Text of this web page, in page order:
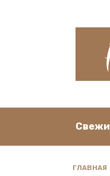
ГЛАВНАЯ